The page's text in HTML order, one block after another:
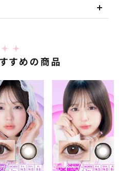
すめの商品